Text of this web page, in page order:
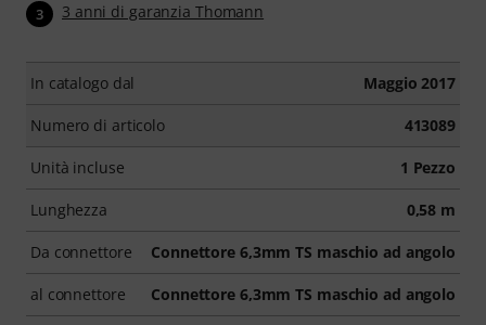
3 3 anni di garanzia Thomann
In catalogo dal Maggio 2017
Numero di articolo 413089
Unità incluse 1 Pezzo
Lunghezza 0,58 m
Da connettore Connettore 6,3mm TS maschio ad angolo
al connettore Connettore 6,3mm TS maschio ad angolo